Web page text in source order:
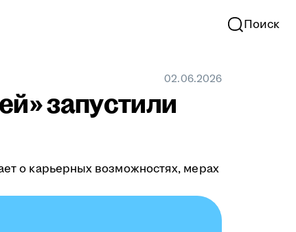
Поиск
02.06.2026
запустили
о карьерных возможностях, мерах